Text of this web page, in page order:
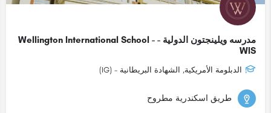
مدرسه ويلينجتون الدولية - Wellington International School -
WIS
الدبلومة الأمريكية, الشهادة البريطانية - (IG)
طريق اسكندرية مطروح